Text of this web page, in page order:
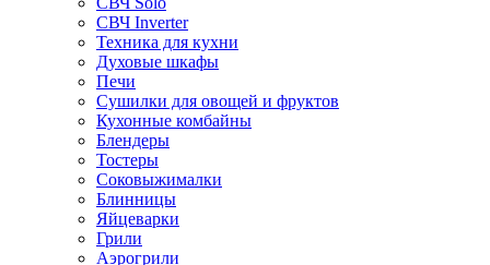
СВЧ Inverter
Техника для кухни
Духовые шкафы
Печи
Сушилки для овощей и фруктов
Кухонные комбайны
Блендеры
Тостеры
Соковыжималки
Блинницы
Яйцеварки
Грили
Аэрогрили